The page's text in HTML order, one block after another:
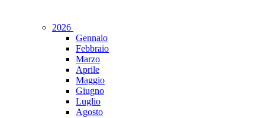
2026
Gennaio
Febbraio
Marzo
Aprile
Maggio
Giugno
Luglio
Agosto